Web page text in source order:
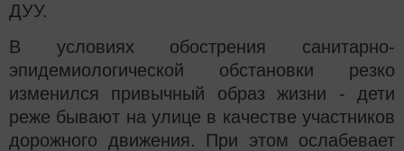
ДУУ.
В условиях обострения санитарно-
эпидемиологической обстановки резко
изменился привычный образ жизни - дети
реже бывают на улице в качестве участников
дорожного движения. При этом ослабевает